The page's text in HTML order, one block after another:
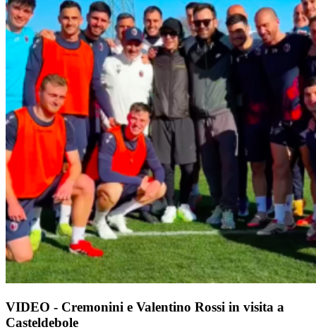
VIDEO - Cremonini e Valentino Rossi in visita a
Casteldebole